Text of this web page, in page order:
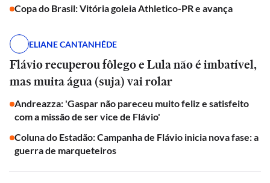
Copa do Brasil: Vitória goleia Athletico-PR e avança
ELIANE CANTANHÊDE
Flávio recuperou fôlego e Lula não é imbatível,
mas muita água (suja) vai rolar
Andreazza: 'Gaspar não pareceu muito feliz e satisfeito
com a missão de ser vice de Flávio'
Coluna do Estadão: Campanha de Flávio inicia nova fase: a
guerra de marqueteiros